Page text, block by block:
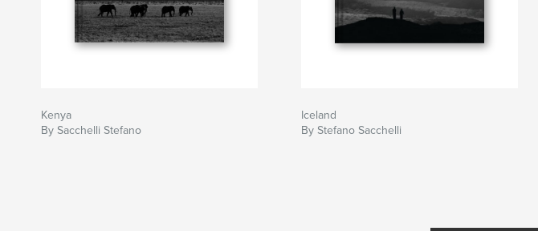
Kenya
By Sacchelli Stefano
Iceland
By Stefano Sacchelli